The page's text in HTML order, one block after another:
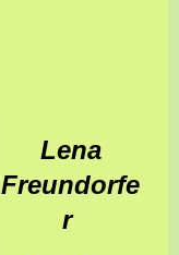
Lena
Freundorfe
r